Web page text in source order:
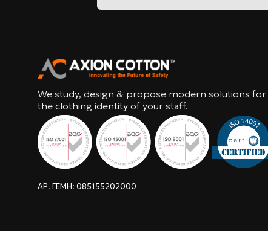
We study, design & propose modern solutions for
the clothing identity of your staff.
ΑΡ. ΓΕΜΗ: 085155202000